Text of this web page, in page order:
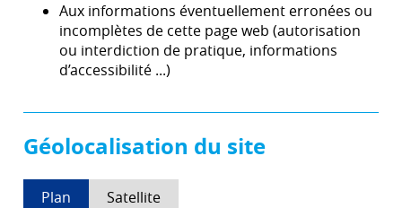
Aux informations éventuellement erronées ou
incomplètes de cette page web (autorisation
ou interdiction de pratique, informations
d’accessibilité ...)
Géolocalisation du site
Plan Satellite